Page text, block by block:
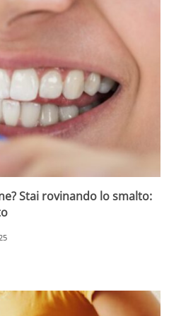
Stai rovinando lo smalto: